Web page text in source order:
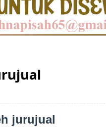
jurujual